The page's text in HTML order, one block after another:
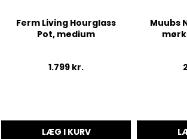
Ferm Living Hourglass
Pot, medium
1.799 kr.
LÆG I KURV
Muubs